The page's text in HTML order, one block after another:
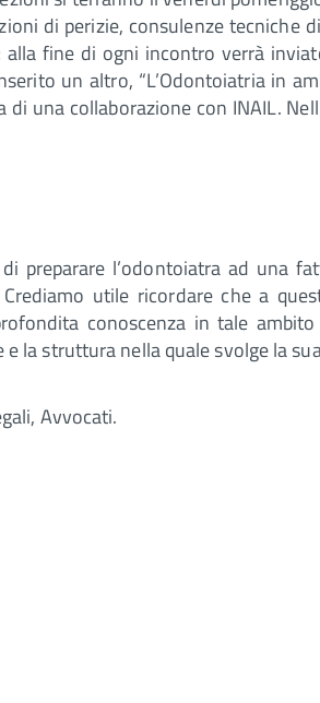
di perizie, consulenze tecniche
fine di ogni incontro verrà
un altro, “L’Odontoiatria in
collaborazione con INAIL.
preparare l’odontoiatra ad una
utile ricordare che a
conoscenza in tale
la struttura nella quale svolge la
Avvocati.